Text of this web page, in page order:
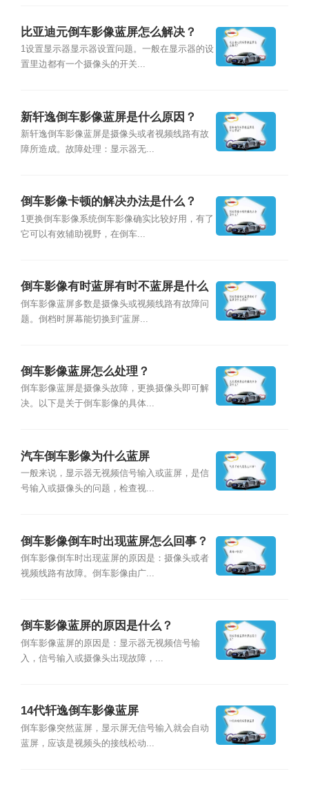
比亚迪元倒车影像蓝屏怎么解决？
1设置显示器显示器设置问题。一般在显示器的设
置里边都有一个摄像头的开关...
新轩逸倒车影像蓝屏是什么原因？
新轩逸倒车影像蓝屏是摄像头或者视频线路有故
障所造成。故障处理：显示器无...
倒车影像卡顿的解决办法是什么？
1更换倒车影像系统倒车影像确实比较好用，有了
它可以有效辅助视野，在倒车...
倒车影像有时蓝屏有时不蓝屏是什么
原因？
倒车影像蓝屏多数是摄像头或视频线路有故障问
题。倒档时屏幕能切换到“蓝屏...
倒车影像蓝屏怎么处理？
倒车影像蓝屏是摄像头故障，更换摄像头即可解
决。以下是关于倒车影像的具体...
汽车倒车影像为什么蓝屏
一般来说，显示器无视频信号输入或蓝屏，是信
号输入或摄像头的问题，检查视...
倒车影像倒车时出现蓝屏怎么回事？
倒车影像倒车时出现蓝屏的原因是：摄像头或者
视频线路有故障。倒车影像由广...
倒车影像蓝屏的原因是什么？
倒车影像蓝屏的原因是：显示器无视频信号输
入，信号输入或摄像头出现故障，...
14代轩逸倒车影像蓝屏
倒车影像突然蓝屏，显示屏无信号输入就会自动
蓝屏，应该是视频头的接线松动...